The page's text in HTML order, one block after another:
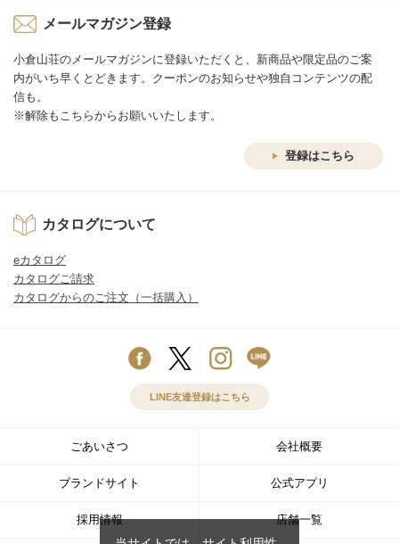
メールマガジン登録
小倉山荘のメールマガジンに登録いただくと、新商品や限定品のご案
内がいち早くとどきます。クーポンのお知らせや独自コンテンツの配
信も。
※解除もこちらからお願いいたします。
登録はこちら
カタログについて
eカタログ
カタログご請求
カタログからのご注文（一括購入）
LINE友達登録はこちら
ごあいさつ 会社概要
ブランドサイト 公式アプリ
採用情報 店舗一覧